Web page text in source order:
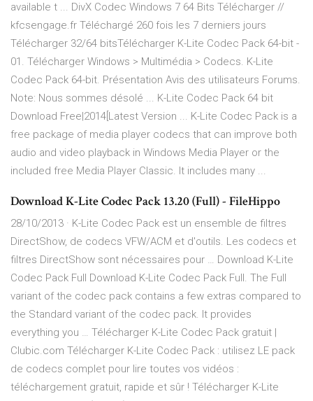
available t ... DivX Codec Windows 7 64 Bits Télécharger //
kfcsengage.fr Téléchargé 260 fois les 7 derniers jours
Télécharger 32/64 bitsTélécharger K-Lite Codec Pack 64-bit -
01. Télécharger Windows > Multimédia > Codecs. K-Lite
Codec Pack 64-bit. Présentation Avis des utilisateurs Forums.
Note: Nous sommes désolé ... K-Lite Codec Pack 64 bit
Download Free|2014[Latest Version ... K-Lite Codec Pack is a
free package of media player codecs that can improve both
audio and video playback in Windows Media Player or the
included free Media Player Classic. It includes many ...
Download K-Lite Codec Pack 13.20 (Full) - FileHippo
28/10/2013 · K-Lite Codec Pack est un ensemble de filtres
DirectShow, de codecs VFW/ACM et d'outils. Les codecs et
filtres DirectShow sont nécessaires pour … Download K-Lite
Codec Pack Full Download K-Lite Codec Pack Full. The Full
variant of the codec pack contains a few extras compared to
the Standard variant of the codec pack. It provides
everything you … Télécharger K-Lite Codec Pack gratuit |
Clubic.com Télécharger K-Lite Codec Pack : utilisez LE pack
de codecs complet pour lire toutes vos vidéos :
téléchargement gratuit, rapide et sûr ! Télécharger K-Lite